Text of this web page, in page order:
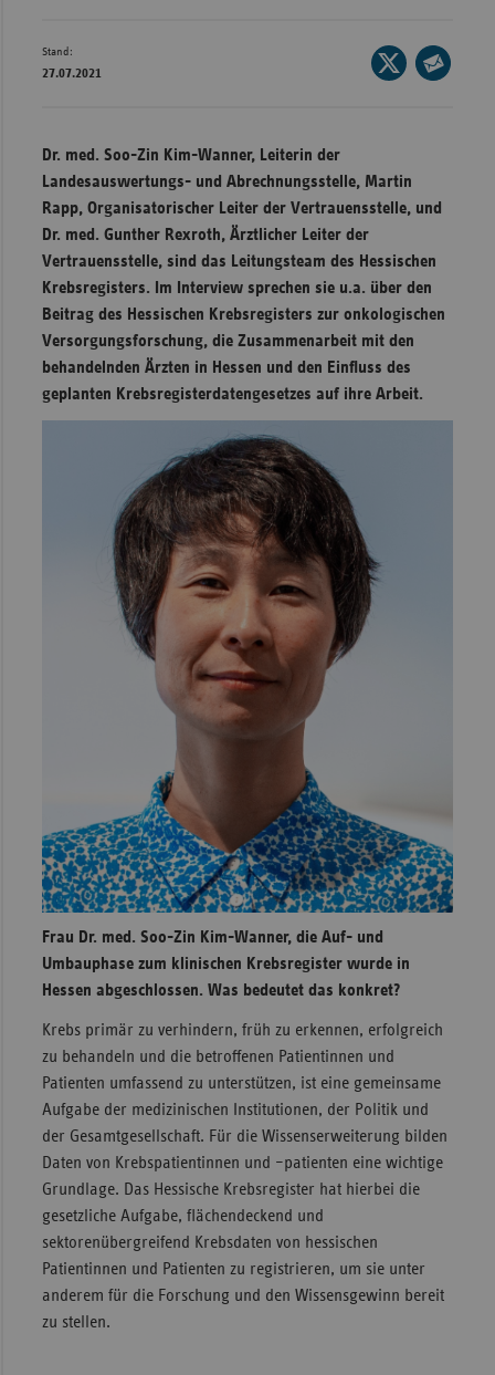
Stand:
27.07.2021
Seite
auf
teilen
Dr. med. Soo-Zin Kim-Wanner, Leiterin der
Landesauswertungs- und Abrechnungsstelle, Martin
Rapp, Organisatorischer Leiter der Vertrauensstelle, und
Dr. med. Gunther Rexroth, Ärztlicher Leiter der
Vertrauensstelle, sind das Leitungsteam des Hessischen
Krebsregisters. Im Interview sprechen sie u.a. über den
Beitrag des Hessischen Krebsregisters zur onkologischen
Versorgungsforschung, die Zusammenarbeit mit den
behandelnden Ärzten in Hessen und den Einfluss des
geplanten Krebsregisterdatengesetzes auf ihre Arbeit.
Frau Dr. med. Soo-Zin Kim-Wanner, die Auf- und
Umbauphase zum klinischen Krebsregister wurde in
Hessen abgeschlossen. Was bedeutet das konkret?
Krebs primär zu verhindern, früh zu erkennen, erfolgreich
zu behandeln und die betroffenen Patientinnen und
Patienten umfassend zu unterstützen, ist eine gemeinsame
Aufgabe der medizinischen Institutionen, der Politik und
der Gesamtgesellschaft. Für die Wissenserweiterung bilden
Daten von Krebspatientinnen und –patienten eine wichtige
Grundlage. Das Hessische Krebsregister hat hierbei die
gesetzliche Aufgabe, flächendeckend und
sektorenübergreifend Krebsdaten von hessischen
Patientinnen und Patienten zu registrieren, um sie unter
anderem für die Forschung und den Wissensgewinn bereit
zu stellen.